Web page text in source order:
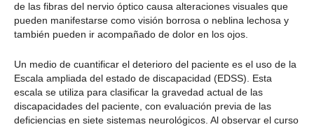
de las fibras del nervio óptico causa alteraciones visuales que
pueden manifestarse como visión borrosa o neblina lechosa y
también pueden ir acompañado de dolor en los ojos.
Un medio de cuantificar el deterioro del paciente es el uso de la
Escala ampliada del estado de discapacidad (EDSS). Esta
escala se utiliza para clasificar la gravedad actual de las
discapacidades del paciente, con evaluación previa de las
deficiencias en siete sistemas neurológicos. Al observar el curso